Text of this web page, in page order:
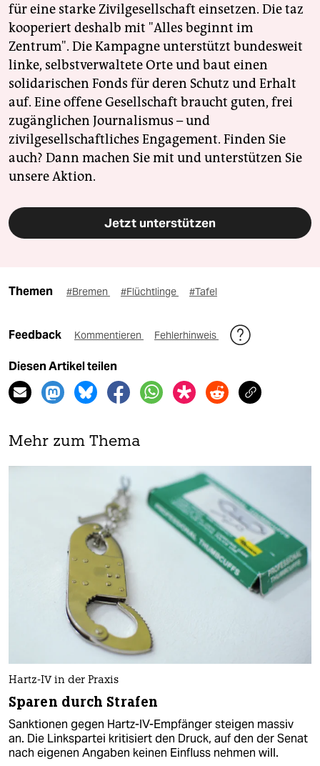
für eine starke Zivilgesellschaft einsetzen. Die taz
kooperiert deshalb mit "Alles beginnt im
Zentrum". Die Kampagne unterstützt bundesweit
linke, selbstverwaltete Orte und baut einen
solidarischen Fonds für deren Schutz und Erhalt
auf. Eine offene Gesellschaft braucht guten, frei
zugänglichen Journalismus – und
zivilgesellschaftliches Engagement. Finden Sie
auch? Dann machen Sie mit und unterstützen Sie
unsere Aktion.
Jetzt unterstützen
Themen #Bremen #Flüchtlinge #Tafel
Feedback Kommentieren Fehlerhinweis
Diesen Artikel teilen
Mehr zum Thema
Hartz-IV in der Praxis
Sparen durch Strafen
Sanktionen gegen Hartz-IV-Empfänger steigen massiv
an. Die Linkspartei kritisiert den Druck, auf den der Senat
nach eigenen Angaben keinen Einfluss nehmen will.